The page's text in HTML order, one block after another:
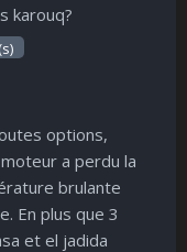
karouq?
options,
a perdu la
brulante
En plus que 3
et el jadida